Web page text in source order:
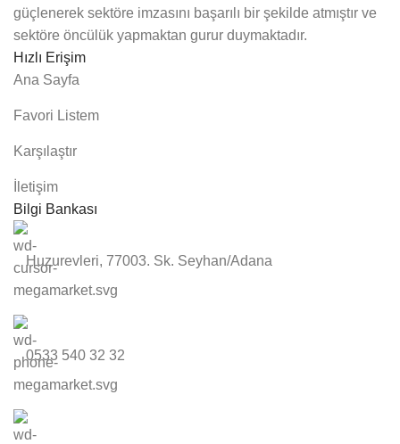
güçlenerek sektöre imzasını başarılı bir şekilde atmıştır ve
sektöre öncülük yapmaktan gurur duymaktadır.
Hızlı Erişim
Ana Sayfa
Favori Listem
Karşılaştır
İletişim
Bilgi Bankası
Huzurevleri, 77003. Sk. Seyhan/Adana
0533 540 32 32